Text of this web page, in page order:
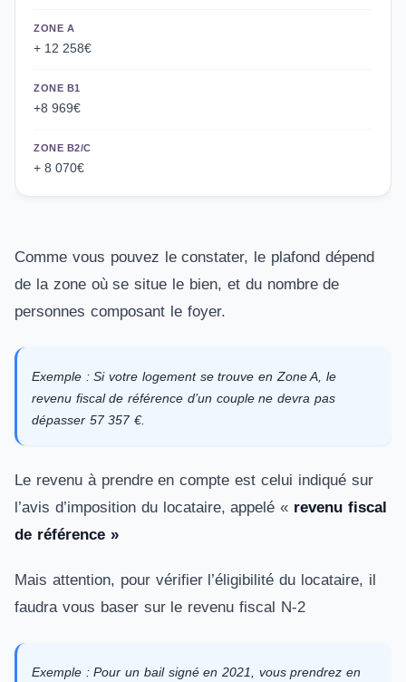
ZONE A
+ 12 258€
ZONE B1
+8 969€
ZONE B2/C
+ 8 070€
Comme vous pouvez le constater, le plafond dépend
de la zone où se situe le bien, et du nombre de
personnes composant le foyer.
Exemple : Si votre logement se trouve en Zone A, le
revenu fiscal de référence d’un couple ne devra pas
dépasser 57 357 €.
Le revenu à prendre en compte est celui indiqué sur
l’avis d’imposition du locataire, appelé « revenu fiscal
de référence »
Mais attention, pour vérifier l’éligibilité du locataire, il
faudra vous baser sur le revenu fiscal N-2
Exemple : Pour un bail signé en 2021, vous prendrez en